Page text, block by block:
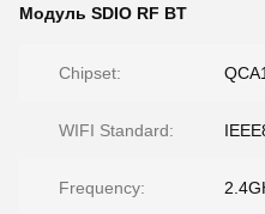
Модуль SDIO RF BT
Chipset:
WIFI Standard:
Frequency: